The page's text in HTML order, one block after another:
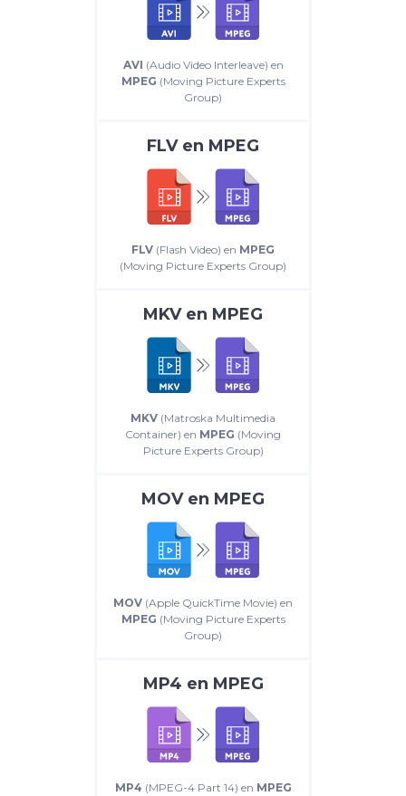
AVI (Audio Video Interleave) en
MPEG (Moving Picture Experts
Group)
FLVen MPEG
FLV (Flash Video) en MPEG
(Moving Picture Experts Group)
MKVen MPEG
MKV (Matroska Multimedia
Container) en MPEG (Moving
Picture Experts Group)
MOVen MPEG
MOV (Apple QuickTime Movie) en
MPEG (Moving Picture Experts
Group)
MP4 en MPEG
MP4 (MPEG-4 Part 14) en MPEG